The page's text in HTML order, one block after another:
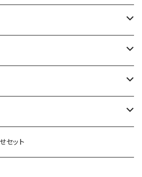
ピング
セット